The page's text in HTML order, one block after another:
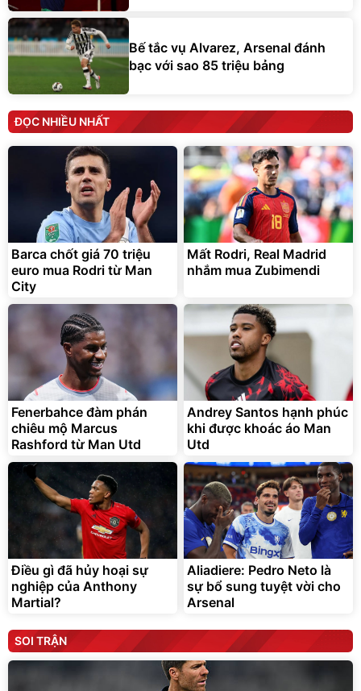
Bế tắc vụ Alvarez, Arsenal đánh
bạc với sao 85 triệu bảng
ĐỌC NHIỀU NHẤT
Barca chốt giá 70 triệu
euro mua Rodri từ Man
City
Mất Rodri, Real Madrid
nhắm mua Zubimendi
Fenerbahce đàm phán
chiêu mộ Marcus
Rashford từ Man Utd
Andrey Santos hạnh phúc
khi được khoác áo Man
Utd
Điều gì đã hủy hoại sự
nghiệp của Anthony
Martial?
Aliadiere: Pedro Neto là
sự bổ sung tuyệt vời cho
Arsenal
SOI TRẬN